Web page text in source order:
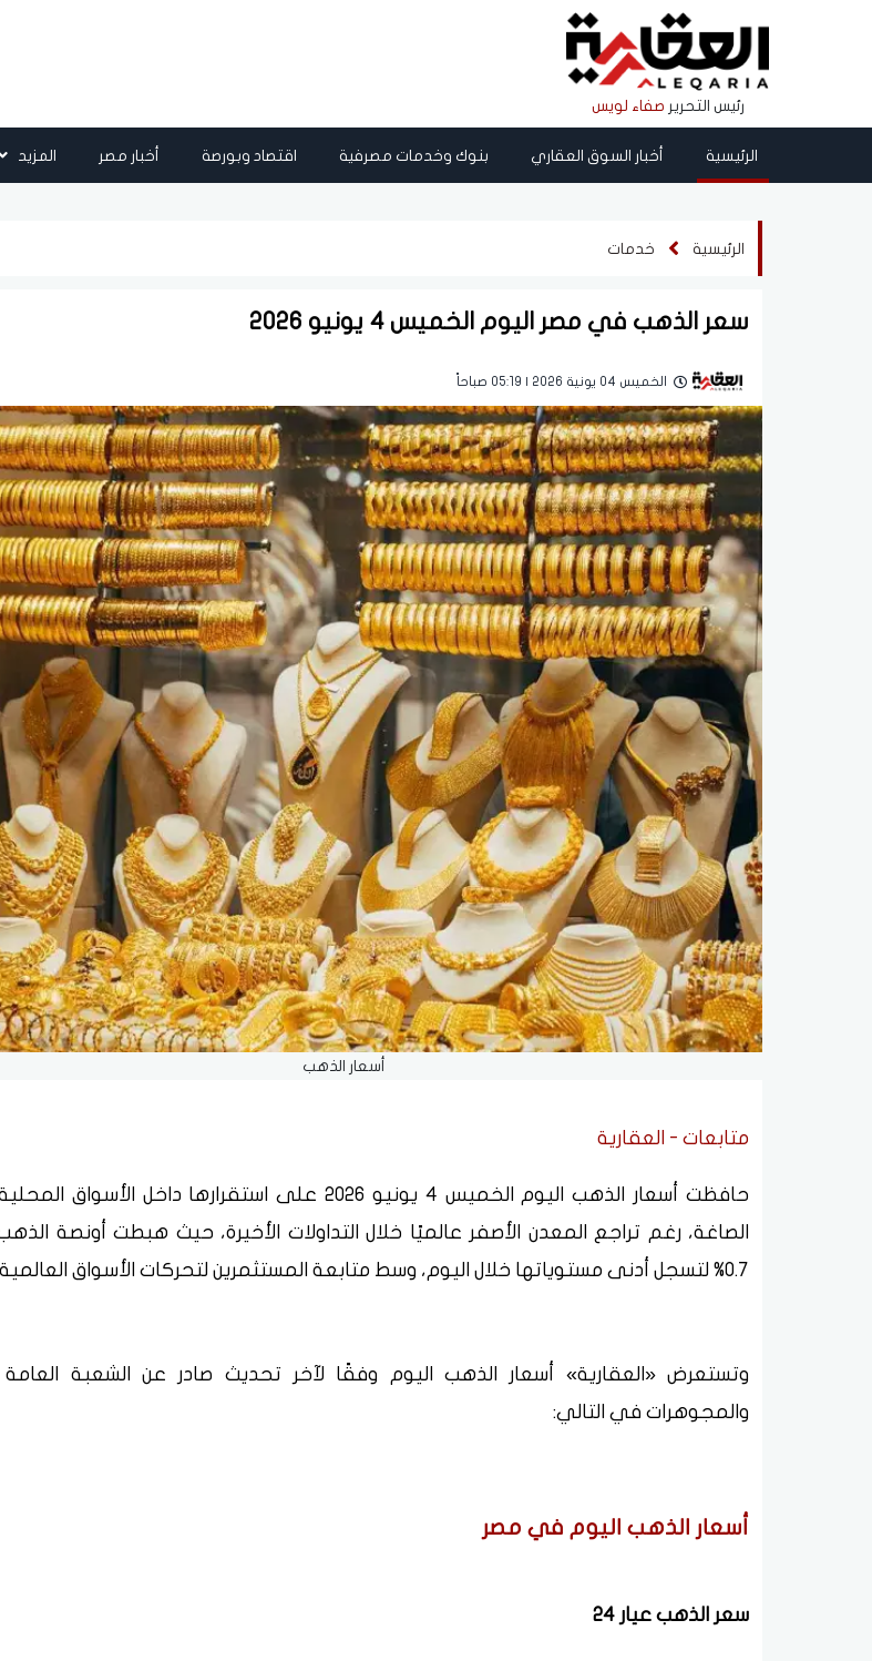
رئيس التحرير صفاء لويس
الرئيسية أخبار السوق العقاري بنوك وخدمات مصرفية اقتصاد وبورصة أخبار مصر المزيد
الرئيسية خدمات
سعر الذهب في مصر اليوم الخميس 4 يونيو 2026
الخميس 04 يونية 2026 | 05:19 صباحاً
أسعار الذهب
متابعات - العقارية
حافظت أسعار الذهب اليوم الخميس 4 يونيو 2026 على استقرارها داخل
الصاغة، رغم تراجع المعدن الأصفر عالميًا خلال التداولات الأخيرة، حيث هبطت أونصة
0.7% لتسجل أدنى مستوياتها خلال اليوم، وسط متابعة المستثمرين لتحركات الأسواق العالمية.
وتستعرض «العقارية» أسعار الذهب اليوم وفقًا لآخر تحديث صادر عن الشعبة
والمجوهرات في التالي:
أسعار الذهب اليوم في مصر
سعر الذهب عيار 24